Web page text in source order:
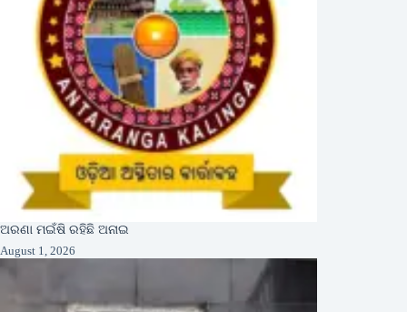
ଅରଣା ମଇଁଷି ରହିଛି ଅନାଇ
August 1, 2026